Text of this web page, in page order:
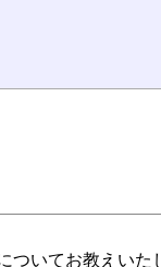
ついてお教えいた